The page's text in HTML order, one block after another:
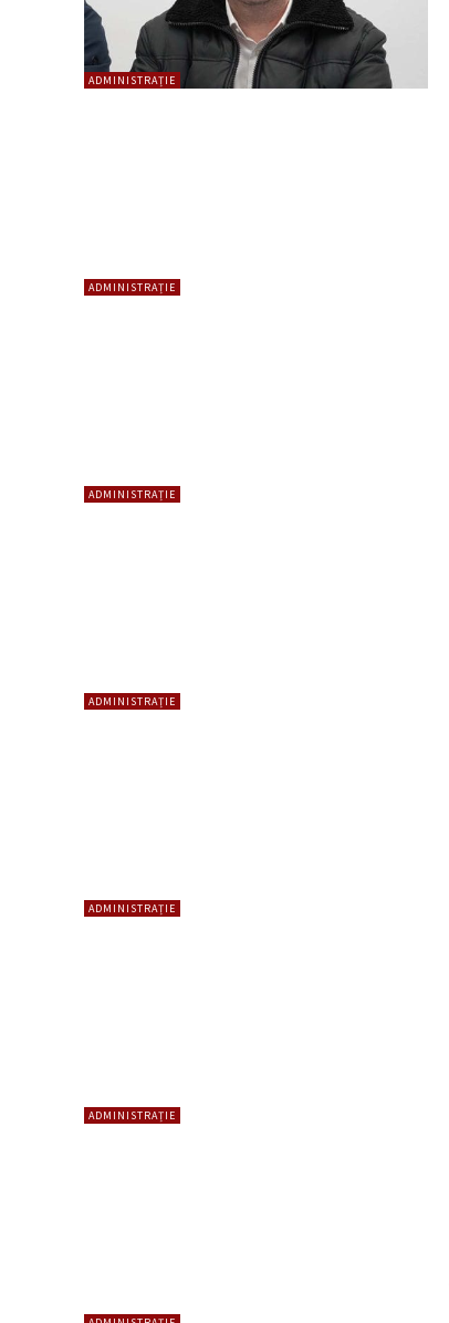
ADMINISTRAȚIE
ADMINISTRAȚIE
ADMINISTRAȚIE
ADMINISTRAȚIE
ADMINISTRAȚIE
ADMINISTRAȚIE